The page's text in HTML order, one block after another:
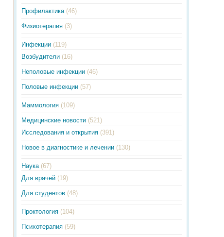
Профилактика (46)
Физиотерапия (3)
Инфекции (119)
Возбудители (16)
Неполовые инфекции (46)
Половые инфекции (57)
Маммология (109)
Медицинские новости (521)
Исследования и открытия (391)
Новое в диагностике и лечении (130)
Наука (67)
Для врачей (19)
Для студентов (48)
Проктология (104)
Психотерапия (59)